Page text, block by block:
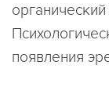
появления